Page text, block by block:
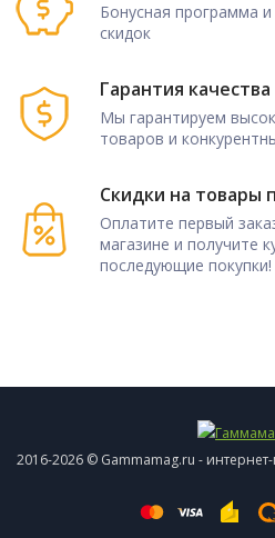
Бонусная программа
скидок
Гарантия
Мы гарантируем
товаров и
Скидки на товары
Оплатите первый
магазине и получите
последующие покупки!
2016-2026 © Gammamag.ru -